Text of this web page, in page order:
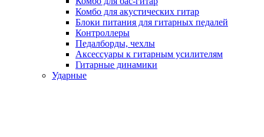
Комбо для акустических гитар
Блоки питания для гитарных педалей
Контроллеры
Педалборды, чехлы
Аксеcсуары к гитарным усилителям
Гитарные динамики
Ударные